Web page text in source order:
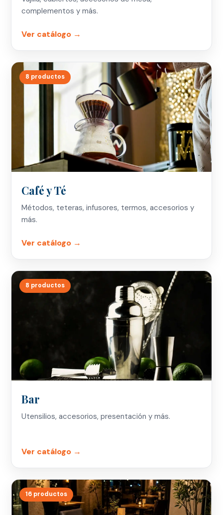
complementos y más.
Ver catálogo →
8 productos
Café y Té
Métodos, teteras, infusores, termos, accesorios y
más.
Ver catálogo →
8 productos
Bar
Utensilios, accesorios, presentación y más.
Ver catálogo →
16 productos